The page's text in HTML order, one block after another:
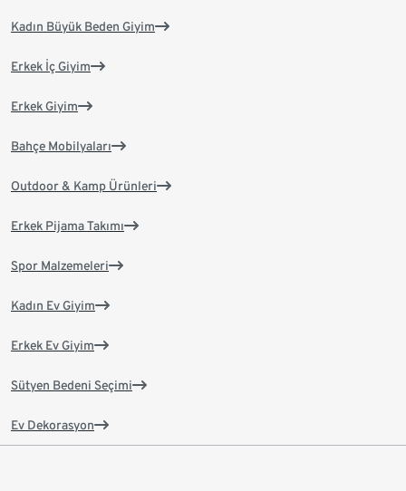
Kadın Büyük Beden Giyim
Erkek İç Giyim
Erkek Giyim
Bahçe Mobilyaları
Outdoor & Kamp Ürünleri
Erkek Pijama Takımı
Spor Malzemeleri
Kadın Ev Giyim
Erkek Ev Giyim
Sütyen Bedeni Seçimi
Ev Dekorasyon